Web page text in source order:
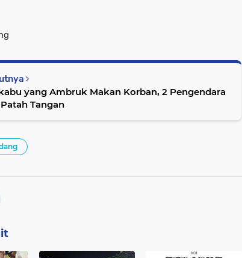
yang Ambruk Makan Korban, 2 Pengendara
Tangan